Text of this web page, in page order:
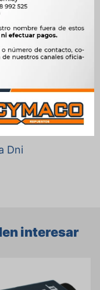
A NAFTA, 1.6 CHT AE
1.6 (MONOPUNTO)
NAFTA, 1.8 i AP-1800
2.0 8V EA827 UQG
NAFTA, 2.0 Mi AP-
Dni
interesar